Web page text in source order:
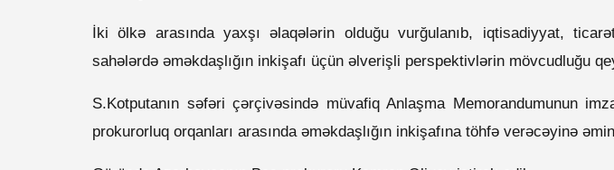
İki ölkə arasında yaxşı əlaqələrin olduğu vurğulanıb, iqtisadiyyat,
sahələrdə əməkdaşlığın inkişafı üçün əlverişli perspektivlərin mövcudluğu
S.Kotputanın səfəri çərçivəsində müvafiq Anlaşma Memorandumunun
prokurorluq orqanları arasında əməkdaşlığın inkişafına töhfə verəcəyinə